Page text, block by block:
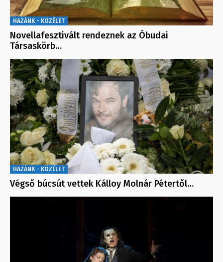
HAZÁNK - KÖZÉLET
Novellafesztivált rendeznek az Óbudai
Társaskörb…
HAZÁNK - KÖZÉLET
Végső búcsút vettek Kálloy Molnár Pétertől…